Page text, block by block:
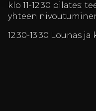
klo 11-12.30 pilates:
yhteen
12.30-13.30 Lounas